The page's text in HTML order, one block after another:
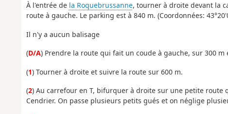
À l'entrée de la Roquebrussanne, tourner à droite devant la
route à gauche. Le parking est à 840 m. (Coordonnées:
Il n'y a aucun balisage
(D/A) Prendre la route qui fait un coude à gauche, sur 300
(1) Tourner à droite et suivre la route sur 600 m.
(2) Au carrefour en T, bifurquer à droite sur une petite route
Cendrier. On passe plusieurs petits gués et on néglige